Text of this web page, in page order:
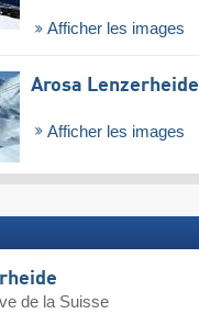
Afficher les images
Arosa Lenzerheide
Afficher les images
de la Suisse